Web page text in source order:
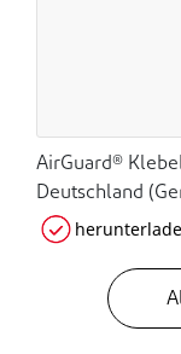
AirGuard®
Deutschland